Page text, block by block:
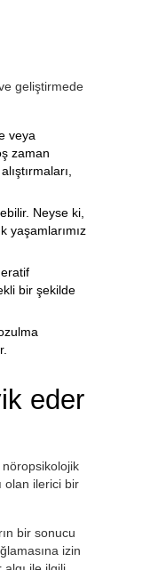
geliştirmede
veya
zaman
Neyse ki,
yaşamlarımız
bir şekilde
eder
olan ilerici bir
bir sonucu
izin